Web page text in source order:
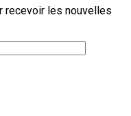
recevoir les nouvelles